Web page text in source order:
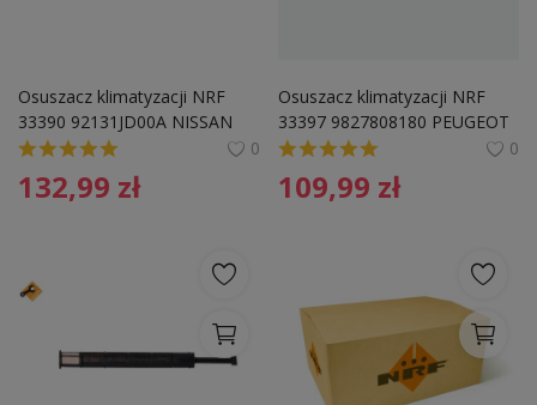
Osuszacz klimatyzacji NRF
33390 92131JD00A NISSAN
0
132,99 zł
Osuszacz klimatyzacji NRF
33397 9827808180 PEUGEOT
0
109,99 zł